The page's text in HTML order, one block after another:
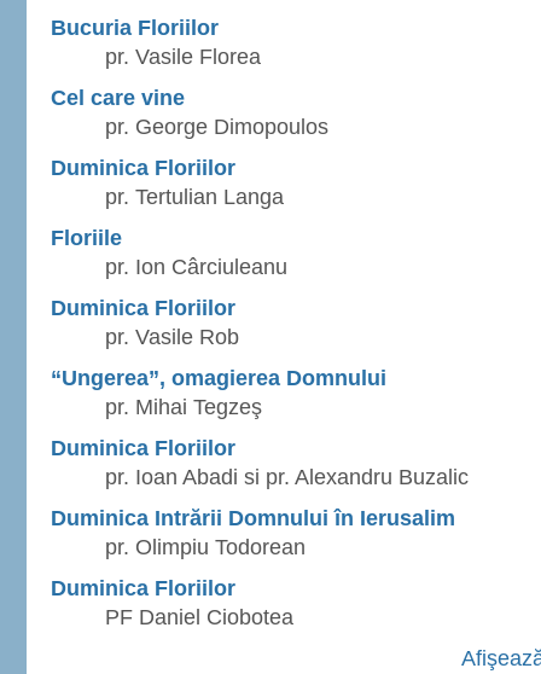
Bucuria Floriilor
pr. Vasile Florea
Cel care vine
pr. George Dimopoulos
Duminica Floriilor
pr. Tertulian Langa
Floriile
pr. Ion Cârciuleanu
Duminica Floriilor
pr. Vasile Rob
“Ungerea”, omagierea Domnului
pr. Mihai Tegzeş
Duminica Floriilor
pr. Ioan Abadi si pr. Alexandru Buzalic
Duminica Intrării Domnului în Ierusalim
pr. Olimpiu Todorean
Duminica Floriilor
PF Daniel Ciobotea